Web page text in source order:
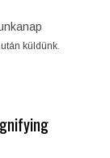
küldünk.